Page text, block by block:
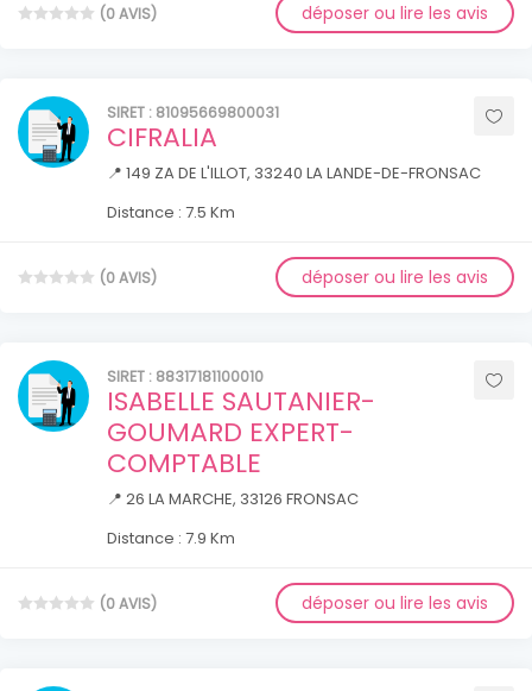
(0 AVIS) déposer ou lire les avis
SIRET : 81095669800031
CIFRALIA
📍 149 ZA DE L'ILLOT, 33240 LA LANDE-DE-FRONSAC
Distance : 7.5 Km
(0 AVIS) déposer ou lire les avis
SIRET : 88317181100010
ISABELLE SAUTANIER-
GOUMARD EXPERT-
COMPTABLE
📍 26 LA MARCHE, 33126 FRONSAC
Distance : 7.9 Km
(0 AVIS) déposer ou lire les avis